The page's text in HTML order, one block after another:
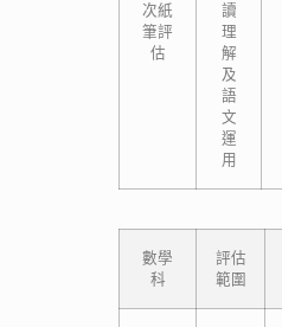
次紙
筆評
估
讀
理
解
及
語
文
運
用
數學
科
評估
範圍